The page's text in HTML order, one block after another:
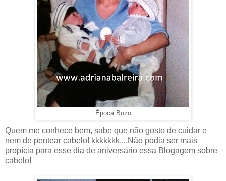
Época Bozo
Quem me conhece bem, sabe que não gosto de cuidar e
nem de pentear cabelo! kkkkkkk....Não podia ser mais
propícia para esse dia de aniversário essa Blogagem sobre
cabelo!